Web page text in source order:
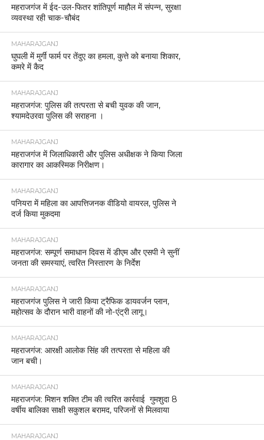
महराजगंज में ईद-उल-फितर शांतिपूर्ण माहौल में संपन्न, सुरक्षा
व्यवस्था रही चाक-चौबंद
MAHARAJGANJ
घुघली में मुर्गी फार्म पर तेंदुए का हमला, कुत्ते को बनाया शिकार,
कमरे में कैद
MAHARAJGANJ
महराजगंज: पुलिस की तत्परता से बची युवक की जान,
श्यामदेउरवा पुलिस की सराहना ।
MAHARAJGANJ
महराजगंज में जिलाधिकारी और पुलिस अधीक्षक ने किया जिला
कारागार का आकस्मिक निरीक्षण।
MAHARAJGANJ
पनियरा में महिला का आपत्तिजनक वीडियो वायरल, पुलिस ने
दर्ज किया मुकदमा
MAHARAJGANJ
महराजगंज: सम्पूर्ण समाधान दिवस में डीएम और एसपी ने सुनीं
जनता की समस्याएं, त्वरित निस्तारण के निर्देश
MAHARAJGANJ
महराजगंज पुलिस ने जारी किया ट्रैफिक डायवर्जन प्लान,
महोत्सव के दौरान भारी वाहनों की नो-एंट्री लागू।
MAHARAJGANJ
महराजगंज: आरक्षी आलोक सिंह की तत्परता से महिला की
जान बची।
MAHARAJGANJ
महराजगंज: मिशन शक्ति टीम की त्वरित कार्रवाई गुमशुदा 8
वर्षीय बालिका साक्षी सकुशल बरामद, परिजनों से मिलवाया
MAHARAJGANJ